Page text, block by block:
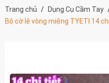
Trang chủ Dụng Cụ Cầm Tay
Bộ cờ lê vòng miệng TYETI 14